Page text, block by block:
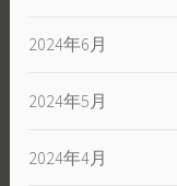
2024年6月
2024年5月
2024年4月